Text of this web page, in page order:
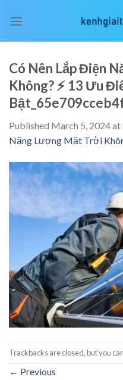
Có Nên Lắp Điện
Không? ⚡️ 13 Ưu
Published March 5, 2024at
Năng Lượng Mặt Trời
Trackbacks are closed, but you can
← Previous